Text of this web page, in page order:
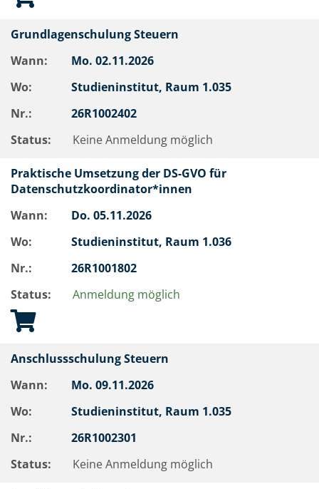
Grundlagenschulung Steuern
Wann:
Mo. 02.11.2026
Wo:
Studieninstitut, Raum 1.035
Nr.:
26R1002402
Status:
Keine Anmeldung möglich
Praktische Umsetzung der DS-GVO für
Datenschutzkoordinator*innen
Wann:
Do. 05.11.2026
Wo:
Studieninstitut, Raum 1.036
Nr.:
26R1001802
Status:
Anmeldung möglich
Anschlussschulung Steuern
Wann:
Mo. 09.11.2026
Wo:
Studieninstitut, Raum 1.035
Nr.:
26R1002301
Status:
Keine Anmeldung möglich